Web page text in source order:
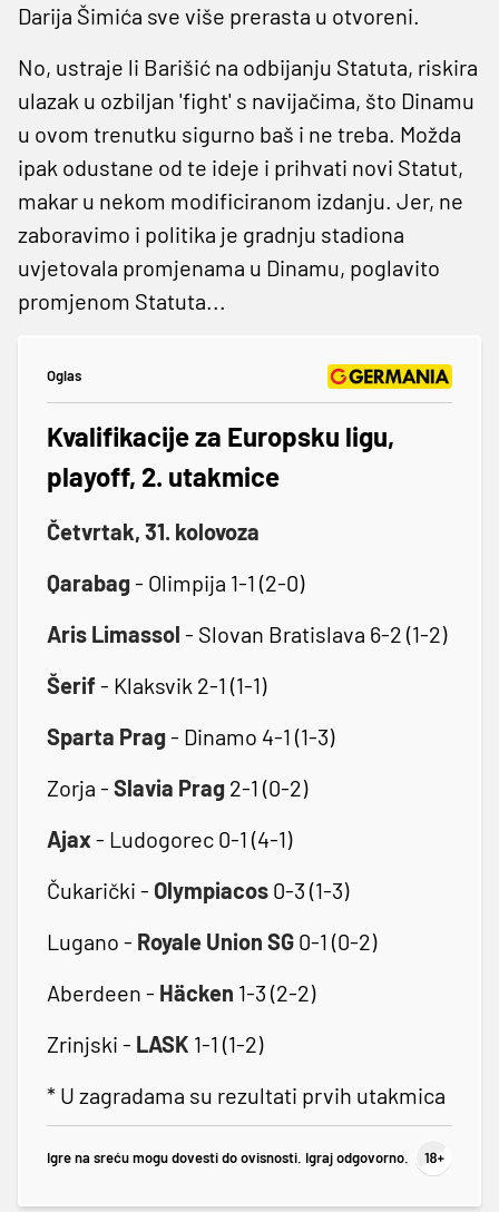
Darija Šimića sve više prerasta u otvoreni.
No, ustraje li Barišić na odbijanju Statuta, riskira
ulazak u ozbiljan 'fight' s navijačima, što Dinamu
u ovom trenutku sigurno baš i ne treba. Možda
ipak odustane od te ideje i prihvati novi Statut,
makar u nekom modificiranom izdanju. Jer, ne
zaboravimo i politika je gradnju stadiona
uvjetovala promjenama u Dinamu, poglavito
promjenom Statuta...
Oglas
Kvalifikacije za Europsku ligu,
playoff, 2. utakmice
Četvrtak, 31. kolovoza
Qarabag- Olimpija 1-1 (2-0)
Aris Limassol - Slovan Bratislava 6-2 (1-2)
Šerif- Klaksvik 2-1 (1-1)
Sparta Prag- Dinamo 4-1 (1-3)
Zorja - Slavia Prag 2-1 (0-2)
Ajax- Ludogorec 0-1 (4-1)
Čukarički - Olympiacos 0-3 (1-3)
Lugano - Royale Union SG 0-1 (0-2)
Aberdeen - Häcken 1-3 (2-2)
Zrinjski - LASK 1-1 (1-2)
* U zagradama su rezultati prvih utakmica
Igre na sreću mogu dovesti do ovisnosti. Igraj odgovorno.